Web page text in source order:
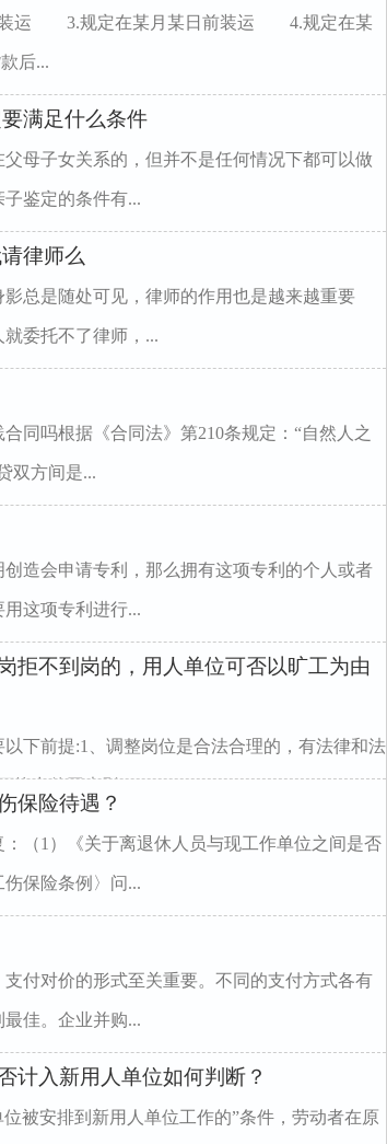
运 3.规定在某月某日前装运 4.规定在某
后...
满足什么条件
母子女关系的，但并不是任何情况下都可以做
鉴定的条件有...
律师么
总是随处可见，律师的作用也是越来越重要
委托不了律师，...
同吗根据《合同法》第210条规定：“自然人之
双方间是...
造会申请专利，那么拥有这项专利的个人或者
这项专利进行...
拒不到岗的，用人单位可否以旷工为由
下前提:1、调整岗位是合法合理的，有法律和法
抗力的因素影...
保险待遇？
（1）《关于离退休人员与现工作单位之间是否
保险条例〉问...
付对价的形式至关重要。不同的支付方式各有
佳。企业并购...
计入新用人单位如何判断？
被安排到新用人单位工作的”条件，劳动者在原